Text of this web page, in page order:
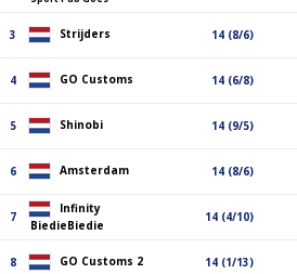
3 Strijders 14 (8/6)
4 GO Customs 14 (6/8)
5 Shinobi 14 (9/5)
6 Amsterdam 14 (8/6)
7
Infinity
BiedieBiedie
14 (4/10)
8 GO Customs 2 14 (1/13)